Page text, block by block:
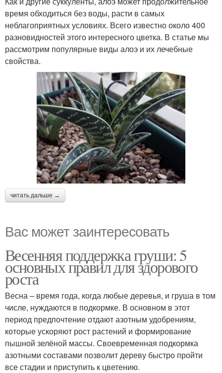
время обходиться без воды, расти в самых
неблагоприятных условиях. Всего известно около 400
разновидностей этого интересного цветка. В статье мы
рассмотрим популярные виды алоэ и их лечебные
свойства.
читать дальше →
Вас может заинтересовать
Весенняя поддержка груши: 5
основных правил для здорового
роста
Весна – время года, когда любые деревья, и груша в том
числе, нуждаются в подкормке. В основном в этот
период предпочтение отдают азотным удобрениям,
которые ускоряют рост растений и формирование
пышной зелёной массы. Своевременная подкормка
азотными составами позволит дереву быстро пройти
все стадии и приступить к цветению.